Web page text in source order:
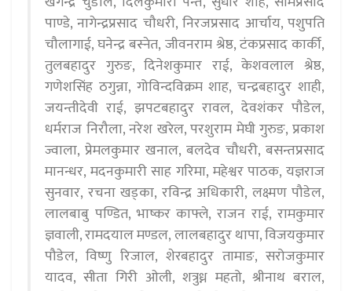
पाण्डे, नागेन्द्रप्रसाद चौधरी, निरजप्रसाद आर्चाय, पशुपति
चौलागाई, घनेन्द्र बस्नेत, जीवनराम श्रेष्ठ, टंकप्रसाद कार्की,
तुलबहादुर गुरुङ, दिनेशकुमार राई, केशवलाल श्रेष्ठ,
गणेशसिंह ठगुन्ना, गोविन्दविक्रम शाह, चन्द्रबहादुर शाही,
जयन्तीदेवी राई, झपटबहादुर रावल, देवशंकर पौडेल,
धर्मराज निरौला, नरेश खरेल, परशुराम मेघी गुरुङ, प्रकाश
ज्वाला, प्रेमलकुमार खनाल, बलदेव चौधरी, बसन्तप्रसाद
मानन्धर, मदनकुमारी साह गरिमा, महेश्वर पाठक, यज्ञराज
सुनवार, रचना खड्का, रविन्द्र अधिकारी, लक्ष्मण पौडेल,
लालबाबु पण्डित, भाष्कर काफ्ले, राजन राई, रामकुमार
ज्ञवाली, रामदयाल मण्डल, लालबहादुर थापा, विजयकुमार
पौडेल, विष्णु रिजाल, शेरबहादुर तामाङ, सरोजकुमार
यादव, सीता गिरी ओली, शत्रुध्न महतो, श्रीनाथ बराल,